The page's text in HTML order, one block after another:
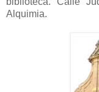
Alquimia.